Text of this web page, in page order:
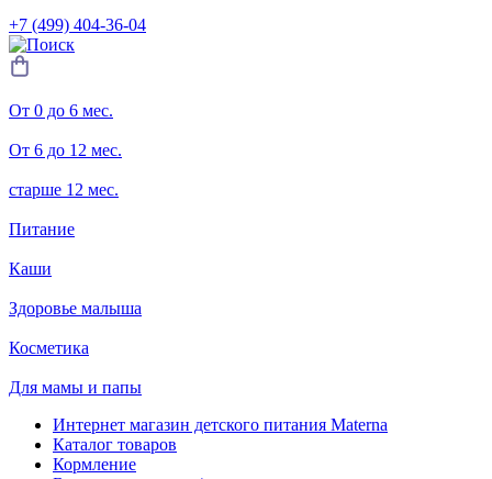
+7 (499) 404-36-04
От 0 до 6 мес.
От 6 до 12 мес.
старше 12 мес.
Питание
Каши
Здоровье малыша
Косметика
Для мамы и папы
Интернет магазин детского питания Materna
Каталог товаров
Кормление